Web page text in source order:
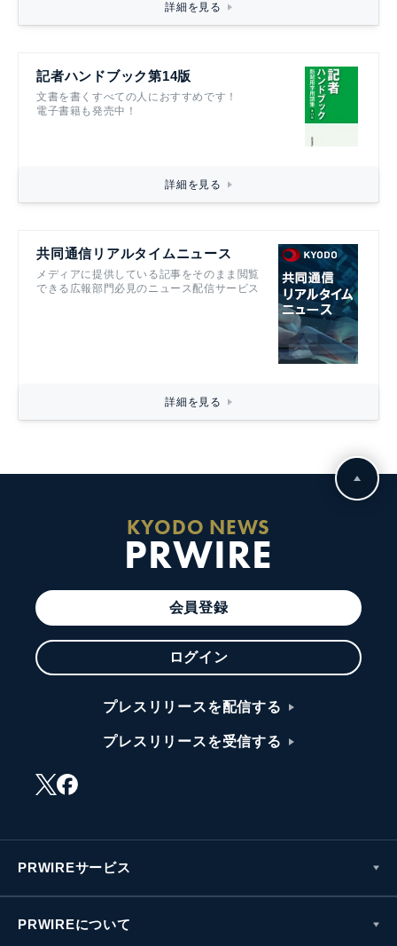
詳細を見る
記者ハンドブック第14版
文書を書くすべての人におすすめです！
電子書籍も発売中！
詳細を見る
共同通信リアルタイムニュース
メディアに提供している記事をそのまま閲覧
できる広報部門必見のニュース配信サービス
詳細を見る
KYODO NEWS
PRWIRE
会員登録
ログイン
プレスリリースを配信する
プレスリリースを受信する
PRWIREサービス
PRWIREについて